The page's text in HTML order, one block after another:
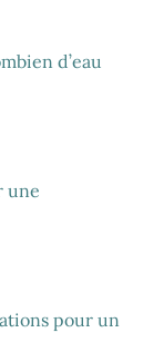
d’eau
une
pour un